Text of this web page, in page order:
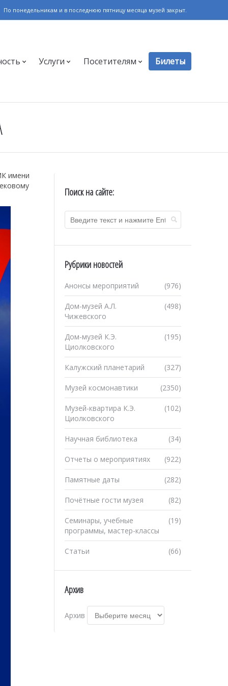
По понедельникам и в последнюю пятницу месяца музей закрыт.
Услуги Посетителям Билеты
имени
Поиск на сайте:
Рубрики новостей
(976)
Анонсы мероприятий
(498)
Дом-музей А.Л.
Чижевского
(195)
Дом-музей К.Э.
Циолковского
(327)
Калужский планетарий
(2350)
Музей космонавтики
(102)
Музей-квартира К.Э.
Циолковского
(34)
Научная библиотека
(922)
Отчеты о мероприятиях
(282)
Памятные даты
(82)
Почётные гости музея
(19)
Семинары, учебные
программы, мастер-классы
(66)
Статьи
Архив
Архив